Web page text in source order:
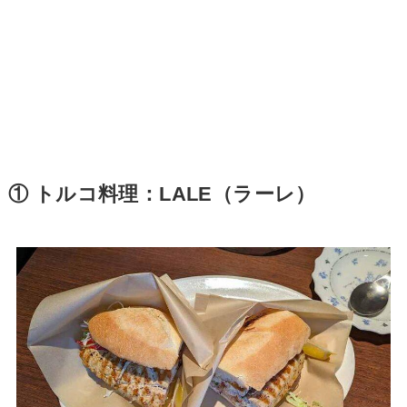
① トルコ料理：LALE（ラーレ）